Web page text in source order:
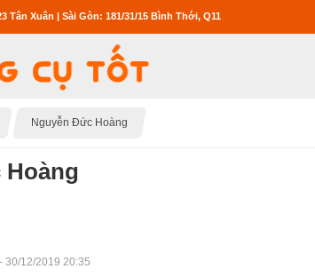
Tân Xuân | Sài Gòn: 181/31/15 Bình Thới, Q11
Nguyễn Đức Hoàng
30/12/2019 20:35